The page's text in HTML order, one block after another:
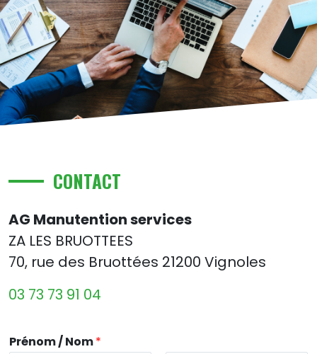
CONTACT
AG Manutention services
ZA LES BRUOTTEES
70, rue des Bruottées 21200 Vignoles
03 73 73 91 04
Prénom / Nom*